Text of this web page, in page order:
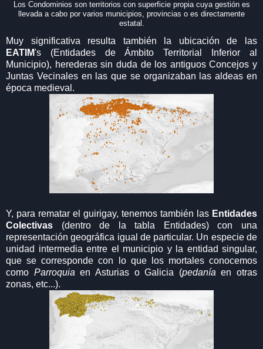
Los Condominios son territorios con superficie propia cuya gestión es
llevada a cabo por varios municipios, provincias o es directamente
estatal.
Muy significativa resulta también la ubicación de las
EATIM's (Entidades de Ámbito Territorial Inferior al
Municipio), herederas sin duda de los antiguos Concejos y
Juntas Vecinales en las que se organizaban las aldeas en
época medieval.
Y, para rematar el guirigay, tenemos también las Entidades
Colectivas (dentro de la tabla Entidades) con una
representación geográfica igual de particular. Un especie de
unidad intermedia entre el municipio y la entidad singular,
que se corresponde con lo que los mortales conocemos
como Parroquia en Asturias o Galicia (pedanía en otras
zonas, etc...).